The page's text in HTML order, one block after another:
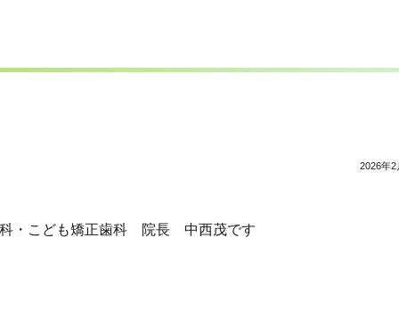
2026年2
・こども矯正歯科 院長 中西茂です